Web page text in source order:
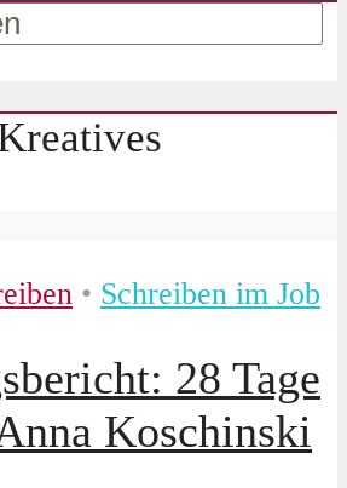
• Schreiben im Job
28 Tage
Koschinski